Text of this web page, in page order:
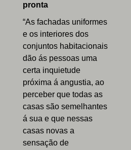
pronta
“As fachadas uniformes
e os interiores dos
conjuntos habitacionais
dão ás pessoas uma
certa inquietude
próxima á angustia, ao
perceber que todas as
casas são semelhantes
á sua e que nessas
casas novas a
sensação de